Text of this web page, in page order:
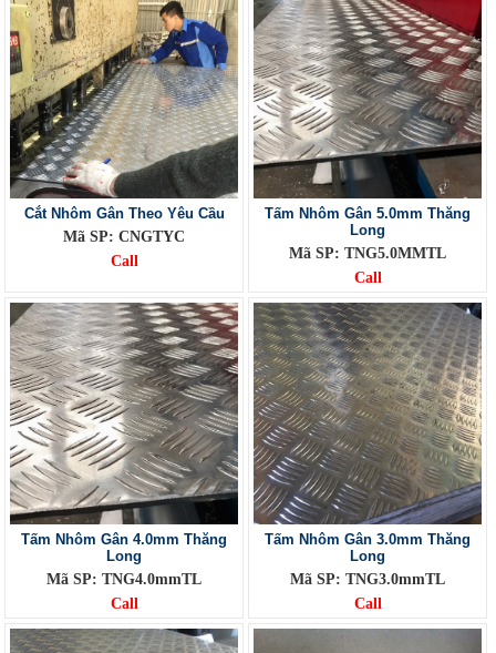
Cắt Nhôm Gân Theo Yêu Cầu
Mã SP: CNGTYC
Call
Tấm Nhôm Gân 5.0mm Thăng
Long
Mã SP: TNG5.0MMTL
Call
Tấm Nhôm Gân 4.0mm Thăng
Long
Mã SP: TNG4.0mmTL
Call
Tấm Nhôm Gân 3.0mm Thăng
Long
Mã SP: TNG3.0mmTL
Call